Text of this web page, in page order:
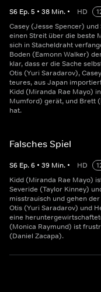
S6 Ep.5 • 38 Min. • HD
Casey (Jesse Spencer)
einen Streit über die beste
sich in Stacheldraht
Boden (Eamonn Walker)
klar, dass er die Sache
Otis (Yuri Saradarov),
teures, aus Japan
Kidd (Miranda Rae Mayo)
Mumford) gerät, und Brett
hat.
Falsches Spiel
S6 Ep.6 • 39 Min. • HD
Kidd (Miranda Rae Mayo)
Severide (Taylor Kinney)
misstrauisch und gehen
Otis (Yuri Saradarov) und
eine
(Monica Raymund) ist
(Daniel Zacapa).